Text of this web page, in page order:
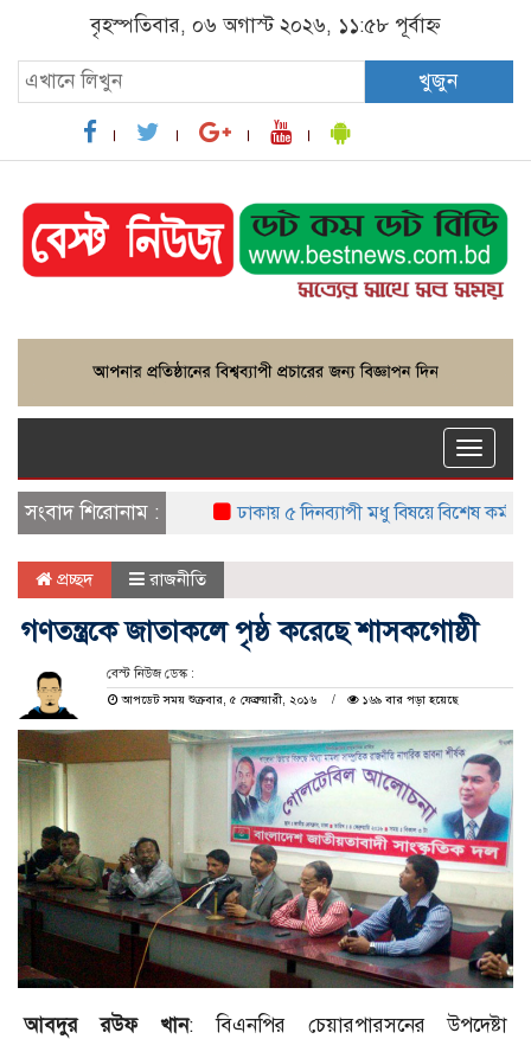
বৃহস্পতিবার, ০৬ অগাস্ট ২০২৬, ১১:৫৮ পূর্বাহ্ন
খুজুন
Toggle
সংবাদ শিরোনাম :
ঢাকায় ৫ দিনব্যাপী মধু বিষয়ে বিশেষ কর্মশালা শুরু
প্রচ্ছদ রাজনীতি
গণতন্ত্রকে জাতাকলে পৃষ্ঠ করেছে শাসকগোষ্ঠী
বেস্ট নিউজ ডেস্ক :
আপডেট সময় শুক্রবার, ৫ ফেব্রুয়ারী, ২০১৬
১৬৯ বার পড়া হয়েছে
আবদুর রউফ খান: বিএনপির চেয়ারপারসনের উপদেষ্টা